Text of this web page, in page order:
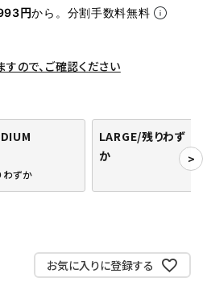
円から。分割手数料無料
ので、ご確認ください
わずか
LARGE/残りわず
か
お気に入りに登録する